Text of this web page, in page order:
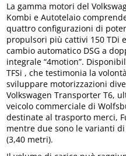
La gamma motori del
Kombi e Autotelaio
quattro configurazioni di
propulsori più cattivi 150 TDi
cambio automatico DSG a
integrale “4motion”.
TFSi , che testimonia la
sviluppare motorizzazioni
Volkswagen Transporter T6,
veicolo commerciale di
destinate al trasporto merci,
mentre due sono le varianti
(3,40 metri).